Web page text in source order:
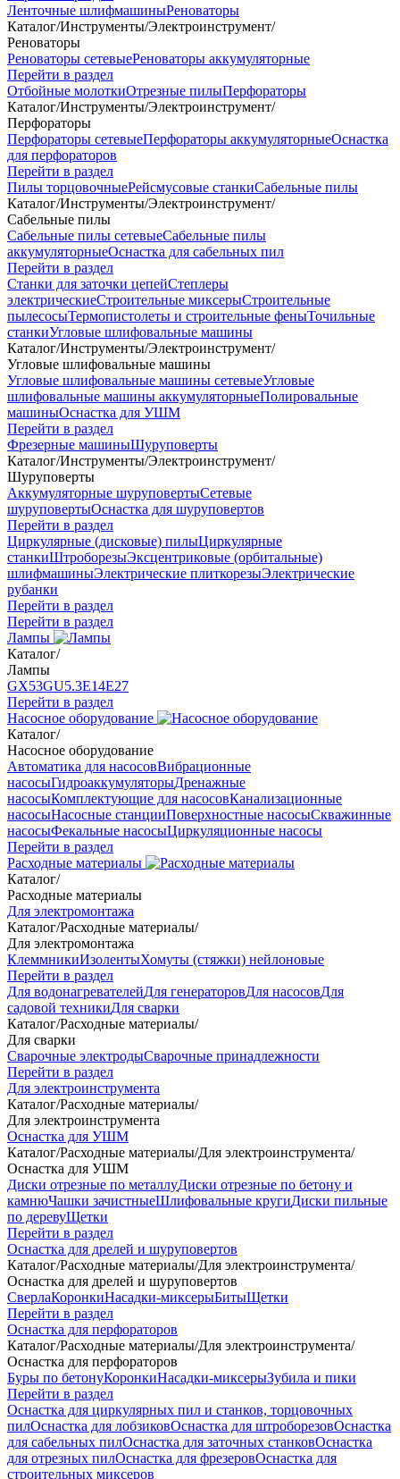
Ленточные шлифмашиныРеноваторы
Каталог/Инструменты/Электроинструмент/
Реноваторы
Реноваторы сетевыеРеноваторы аккумуляторные
Перейти в раздел
Отбойные молоткиОтрезные пилыПерфораторы
Каталог/Инструменты/Электроинструмент/
Перфораторы
Перфораторы сетевыеПерфораторы аккумуляторныеОснастка
для перфораторов
Перейти в раздел
Пилы торцовочныеРейсмусовые станкиСабельные пилы
Каталог/Инструменты/Электроинструмент/
Сабельные пилы
Сабельные пилы сетевыеСабельные пилы
аккумуляторныеОснастка для сабельных пил
Перейти в раздел
Станки для заточки цепейСтеплеры
электрическиеСтроительные миксерыСтроительные
пылесосыТермопистолеты и строительные феныТочильные
станкиУгловые шлифовальные машины
Каталог/Инструменты/Электроинструмент/
Угловые шлифовальные машины
Угловые шлифовальные машины сетевыеУгловые
шлифовальные машины аккумуляторныеПолировальные
машиныОснастка для УШМ
Перейти в раздел
Фрезерные машиныШуруповерты
Каталог/Инструменты/Электроинструмент/
Шуруповерты
Аккумуляторные шуруповертыСетевые
шуруповертыОснастка для шуруповертов
Перейти в раздел
Циркулярные (дисковые) пилыЦиркулярные
станкиШтроборезыЭксцентриковые (орбитальные)
шлифмашиныЭлектрические плиткорезыЭлектрические
рубанки
Перейти в раздел
Перейти в раздел
Лампы
Каталог/
Лампы
GX53GU5.3Е14Е27
Перейти в раздел
Насосное оборудование
Каталог/
Насосное оборудование
Автоматика для насосовВибрационные
насосыГидроаккумуляторыДренажные
насосыКомплектующие для насосовКанализационные
насосыНасосные станцииПоверхностные насосыСкважинные
насосыФекальные насосыЦиркуляционные насосы
Перейти в раздел
Расходные материалы
Каталог/
Расходные материалы
Для электромонтажа
Каталог/Расходные материалы/
Для электромонтажа
КлеммникиИзолентыХомуты (стяжки) нейлоновые
Перейти в раздел
Для водонагревателейДля генераторовДля насосовДля
садовой техникиДля сварки
Каталог/Расходные материалы/
Для сварки
Сварочные электродыСварочные принадлежности
Перейти в раздел
Для электроинструмента
Каталог/Расходные материалы/
Для электроинструмента
Оснастка для УШМ
Каталог/Расходные материалы/Для электроинструмента/
Оснастка для УШМ
Диски отрезные по металлуДиски отрезные по бетону и
камнюЧашки зачистныеШлифовальные кругиДиски пильные
по деревуЩетки
Перейти в раздел
Оснастка для дрелей и шуруповертов
Каталог/Расходные материалы/Для электроинструмента/
Оснастка для дрелей и шуруповертов
СверлаКоронкиНасадки-миксерыБитыЩетки
Перейти в раздел
Оснастка для перфораторов
Каталог/Расходные материалы/Для электроинструмента/
Оснастка для перфораторов
Буры по бетонуКоронкиНасадки-миксерыЗубила и пики
Перейти в раздел
Оснастка для циркулярных пил и станков, торцовочных
пилОснастка для лобзиковОснастка для штроборезовОснастка
для сабельных пилОснастка для заточных станковОснастка
для отрезных пилОснастка для фрезеровОснастка для
строительных миксеров